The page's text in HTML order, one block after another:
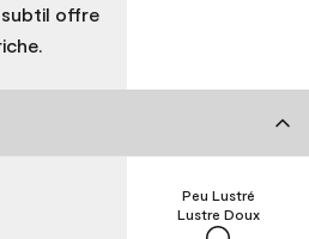
offre
Lustre Doux
Peu Lustré